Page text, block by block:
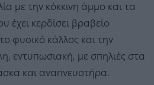
με την κόκκινη άμμο και τα
κερδίσει βραβείο
φυσικό κάλλος και την
εντυπωσιακή, με σπηλιές στα
και αναπνευστήρα.